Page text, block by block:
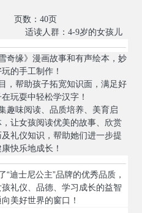
页数：40页
彩适读人群：4-9岁的女孩儿
奇缘》漫画故事和有声绘本，妙
的手工制作！
，帮助孩子拓宽知识面，满足好
在玩耍中轻松学汉字！
味阅读、品质培养、美育启
让女孩阅读优美的故事、欣赏
礼仪知识，帮助她们进一步提
快乐地成长！
迪士尼公主”品牌的优秀品质，
礼仪、品德、学习成长的益智
美好世界的窗口！